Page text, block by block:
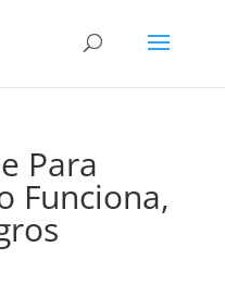
Para
Funciona,